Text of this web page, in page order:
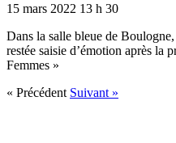
15 mars 2022 13 h 30
Dans la salle bleue de
restée saisie d’émotion après la
Femmes »
« Précédent Suivant »